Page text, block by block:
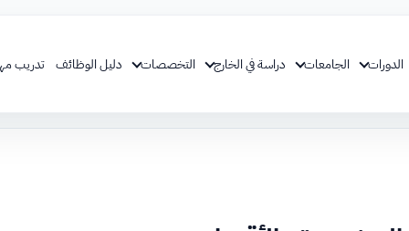
الدورات الجامعات دراسة في الخارج التخصصات دليل الوظائف تدريب